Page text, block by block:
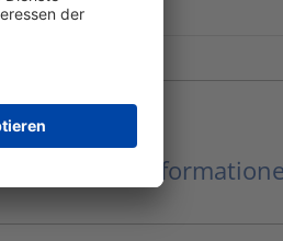
Weitere